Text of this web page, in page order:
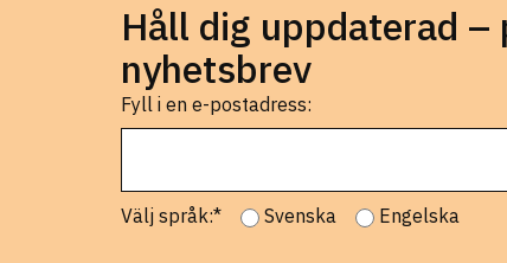
Håll dig uppdaterad –
nyhetsbrev
Fyll i en e-postadress:
Välj språk:* Svenska Engelska